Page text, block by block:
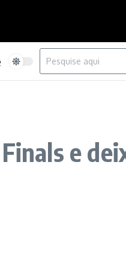
Procurar por:
e